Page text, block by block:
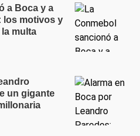
a Boca y a
los motivos y
multa
un gigante